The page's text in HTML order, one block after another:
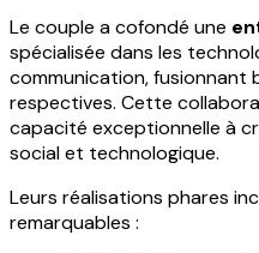
Le couple a cofondé une
spécialisée dans les
communication, fusionnant
respectives. Cette
capacité exceptionnelle à
social et technologique.
Leurs réalisations phares
remarquables :